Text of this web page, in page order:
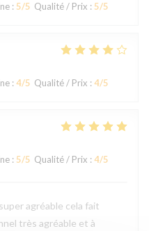
: 5/5 Qualité / Prix : 5/5
: 4/5 Qualité / Prix : 4/5
: 5/5 Qualité / Prix : 4/5
agréable cela fait
très agréable et à